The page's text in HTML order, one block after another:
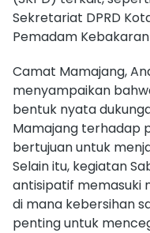
Sekretariat DPRD
Pemadam
Camat Mamajang,
menyampaikan
bentuk nyata
Mamajang terhadap
bertujuan untuk
Selain itu, kegiatan
antisipatif memasuki
di mana kebersihan
penting untuk